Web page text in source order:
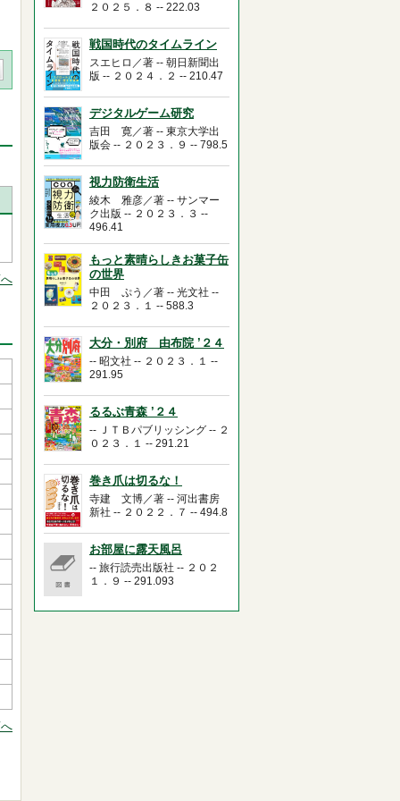
２０２５．８ -- 222.03
戦国時代のタイムライン
スエヒロ／著 -- 朝日新聞出
版 -- ２０２４．２ -- 210.47
デジタルゲーム研究
吉田 寛／著 -- 東京大学出
版会 -- ２０２３．９ -- 798.5
視力防衛生活
綾木 雅彦／著 -- サンマー
ク出版 -- ２０２３．３ --
496.41
もっと素晴らしきお菓子缶
の世界
中田 ぷう／著 -- 光文社 --
２０２３．１ -- 588.3
大分・別府 由布院 ’２４
-- 昭文社 -- ２０２３．１ --
291.95
るるぶ青森 ’２４
-- ＪＴＢパブリッシング -- ２
０２３．１ -- 291.21
巻き爪は切るな！
寺建 文博／著 -- 河出書房
新社 -- ２０２２．７ -- 494.8
お部屋に露天風呂
-- 旅行読売出版社 -- ２０２
１．９ -- 291.093